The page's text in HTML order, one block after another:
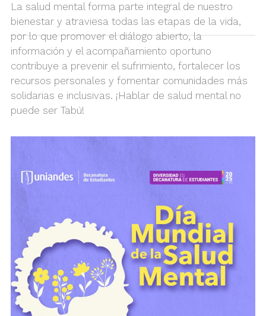
La salud mental forma parte integral de nuestro
bienestar y atraviesa todas las etapas de la vida,
por lo que promover el diálogo abierto, la
información y el acompañamiento oportuno
contribuye a prevenir el sufrimiento, fortalecer los
recursos personales y fomentar comunidades más
solidarias e inclusivas. ¡Hablar de salud mental no
puede ser Tabú!